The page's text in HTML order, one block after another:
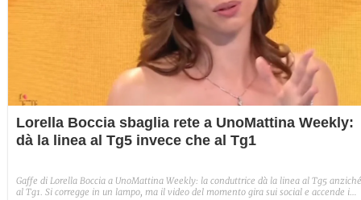
Lorella Boccia sbaglia rete a UnoMattina Weekly:
dà la linea al Tg5 invece che al Tg1
Gaffe di Lorella Boccia a UnoMattina Weekly: la conduttrice dà la linea al Tg5 anziché
al Tg1. Si corregge in un lampo, ma il video del momento gira sui social e accende i